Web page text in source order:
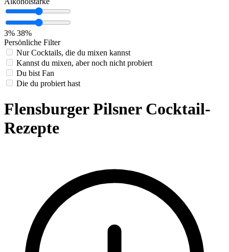
3% 38%
Persönliche Filter
Nur Cocktails, die du mixen kannst
Kannst du mixen, aber noch nicht probiert
Du bist Fan
Die du probiert hast
Flensburger Pilsner Cocktail-
Rezepte